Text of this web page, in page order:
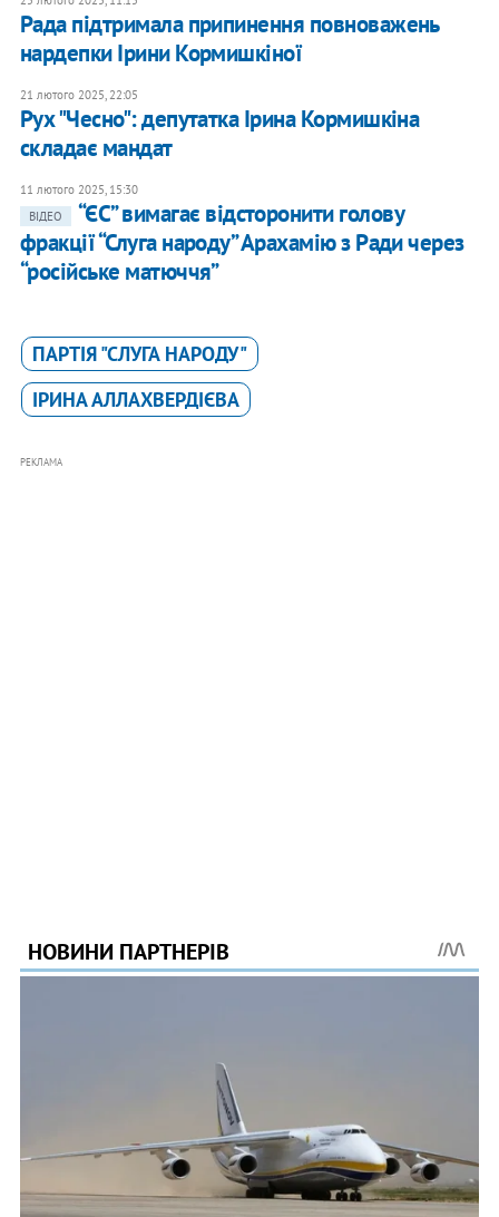
Рада підтримала припинення повноважень
нардепки Ірини Кормишкіної
21 лютого 2025, 22:05
Рух "Чесно": депутатка Ірина Кормишкіна
складає мандат
11 лютого 2025, 15:30
ВІДЕО
“ЄС” вимагає відсторонити голову
фракції “Слуга народу” Арахамію з Ради через
“російське матюччя”
ПАРТІЯ "СЛУГА НАРОДУ"
ІРИНА АЛЛАХВЕРДІЄВА
РЕКЛАМА